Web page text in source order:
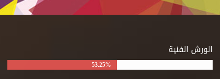
الورش الفنية
53.25%